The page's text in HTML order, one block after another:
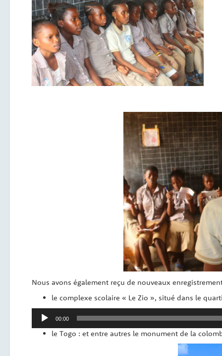
Nous avons également reçu de nouveaux
le complexe scolaire « Le Zio », situé dans le
Lecteur
audio
00:00
le Togo : et entre autres le monument de la